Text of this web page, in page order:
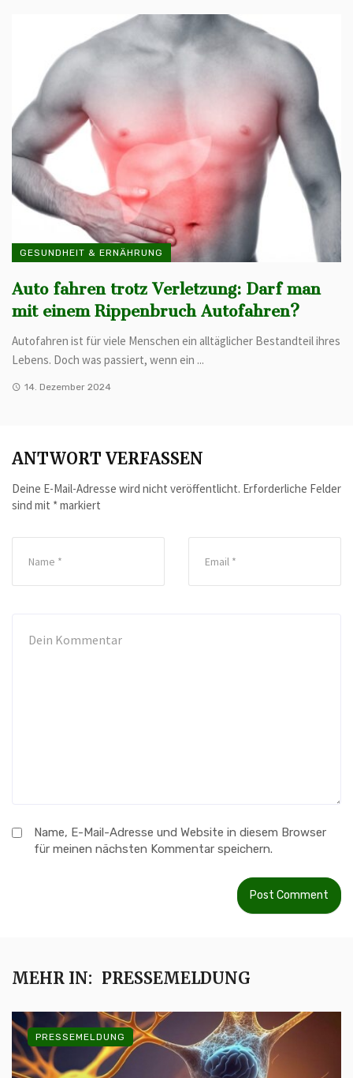
GESUNDHEIT & ERNÄHRUNG
Auto fahren trotz Verletzung: Darf man
mit einem Rippenbruch Autofahren?
Autofahren ist für viele Menschen ein alltäglicher Bestandteil ihres
Lebens. Doch was passiert, wenn ein ...
14. Dezember 2024
ANTWORT VERFASSEN
Deine E-Mail-Adresse wird nicht veröffentlicht. Erforderliche Felder
sind mit *markiert
Name, E-Mail-Adresse und Website in diesem Browser
für meinen nächsten Kommentar speichern.
MEHR IN: PRESSEMELDUNG
PRESSEMELDUNG